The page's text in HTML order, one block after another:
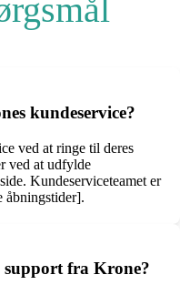
kundeservice?
ved at ringe til deres
at udfylde
Kundeserviceteamet er
åbningstider].
fra Krone?